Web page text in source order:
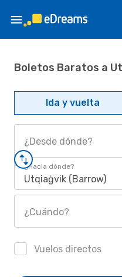
Boletos Baratos a
Ida y vuelta
¿Desde dónde?
¿Hacia dónde?
Utqiaġvik (Barrow)
¿Cuándo?
Vuelos directos